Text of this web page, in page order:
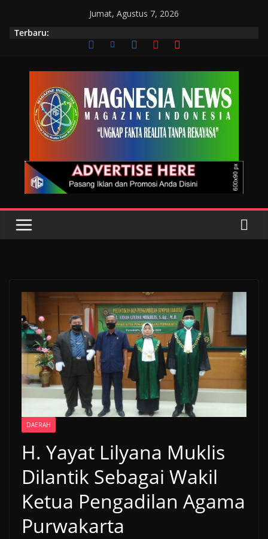
Jumat, Agustus 7, 2026
Terbaru:
DAERAH
H. Yayat Lilyana Muklis
Dilantik Sebagai Wakil
Ketua Pengadilan Agama
Purwakarta